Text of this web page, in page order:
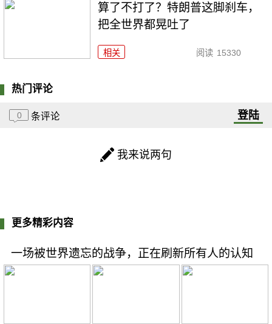
算了不打了？特朗普这脚刹车，
把全世界都晃吐了
相关 阅读 15330
热门评论
0 条评论 登陆
我来说两句
更多精彩内容
一场被世界遗忘的战争，正在刷新所有人的认知